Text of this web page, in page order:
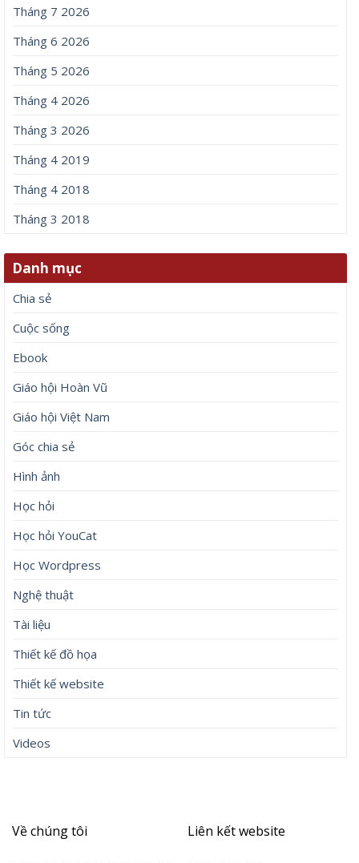
Tháng 7 2026
Tháng 6 2026
Tháng 5 2026
Tháng 4 2026
Tháng 3 2026
Tháng 4 2019
Tháng 4 2018
Tháng 3 2018
Danh mục
Chia sẻ
Cuộc sống
Ebook
Giáo hội Hoàn Vũ
Giáo hội Việt Nam
Góc chia sẻ
Hình ảnh
Học hỏi
Học hỏi YouCat
Học Wordpress
Nghệ thuật
Tài liệu
Thiết kế đồ họa
Thiết kế website
Tin tức
Videos
Về chúng tôi Liên kết website